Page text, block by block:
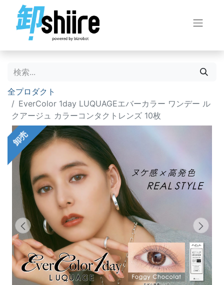
全プロダクト
EverColor 1day LUQUAGEエバーカラー ワンデー ル
クアージュ カラーコンタクトレンズ 10枚
卸売